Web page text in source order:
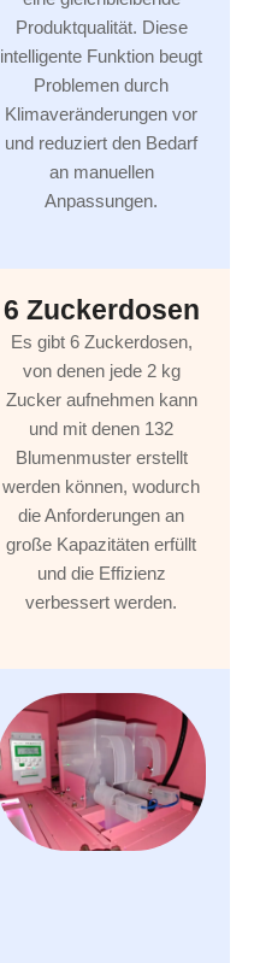
Produktqualität. Diese
intelligente Funktion beugt
Problemen durch
Klimaveränderungen vor
und reduziert den Bedarf
an manuellen
Anpassungen.
6 Zuckerdosen
Es gibt 6 Zuckerdosen,
von denen jede 2 kg
Zucker aufnehmen kann
und mit denen 132
Blumenmuster erstellt
werden können, wodurch
die Anforderungen an
große Kapazitäten erfüllt
und die Effizienz
verbessert werden.